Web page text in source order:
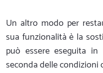
Un altro modo per
sua funzionalità è la
può essere eseguita
seconda delle condizioni